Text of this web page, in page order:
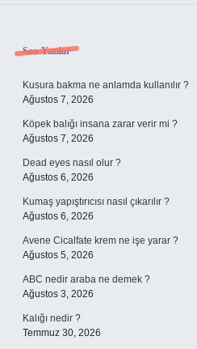
Sidebar
Son Yazılar
Kusura bakma ne anlamda kullanılır ?
Ağustos 7, 2026
Köpek balığı insana zarar verir mi ?
Ağustos 7, 2026
Dead eyes nasıl olur ?
Ağustos 6, 2026
Kumaş yapıştırıcısı nasıl çıkarılır ?
Ağustos 6, 2026
Avene Cicalfate krem ne işe yarar ?
Ağustos 5, 2026
ABC nedir araba ne demek ?
Ağustos 3, 2026
Kalığı nedir ?
Temmuz 30, 2026